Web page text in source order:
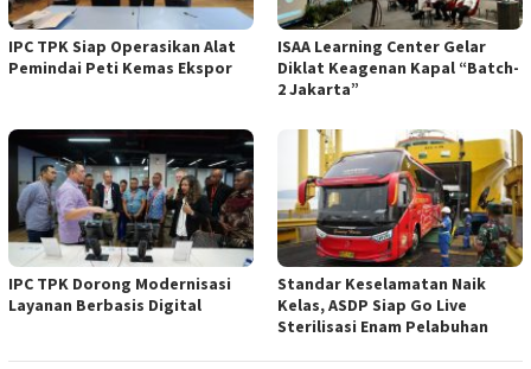
IPC TPK Siap Operasikan Alat
Pemindai Peti Kemas Ekspor
ISAA Learning Center Gelar
Diklat Keagenan Kapal “Batch-
2 Jakarta”
IPC TPK Dorong Modernisasi
Layanan Berbasis Digital
Standar Keselamatan Naik
Kelas, ASDP Siap Go Live
Sterilisasi Enam Pelabuhan